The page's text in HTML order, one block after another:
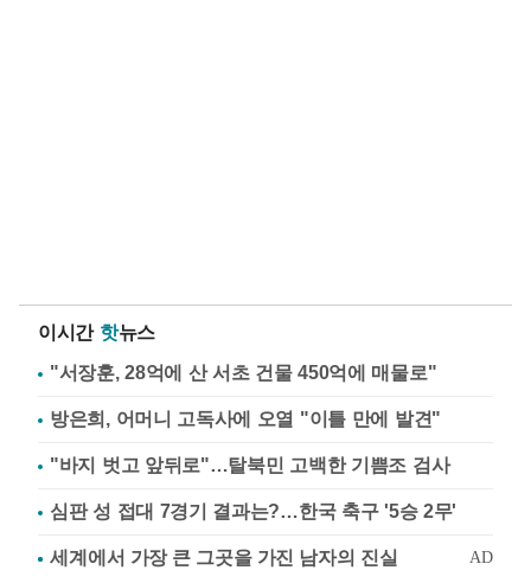
이시간 핫뉴스
"서장훈, 28억에 산 서초 건물 450억에 매물로"
방은희, 어머니 고독사에 오열 "이틀 만에 발견"
"바지 벗고 앞뒤로"…탈북민 고백한 기쁨조 검사
심판 성 접대 7경기 결과는?…한국 축구 '5승 2무'